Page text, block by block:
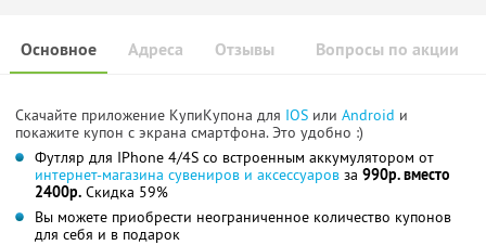
Основное Отзывы Вопросы по акции
Адреса
Скачайте приложение КупиКупона для IOS или Android и
покажите купон с экрана смартфона. Это удобно :)
Футляр для IPhone 4/4S со встроенным аккумулятором от
интернет-магазина сувениров и аксессуаров за 990р. вместо
2400р. Скидка 59%
Вы можете приобрести неограниченное количество купонов
для себя и в подарок